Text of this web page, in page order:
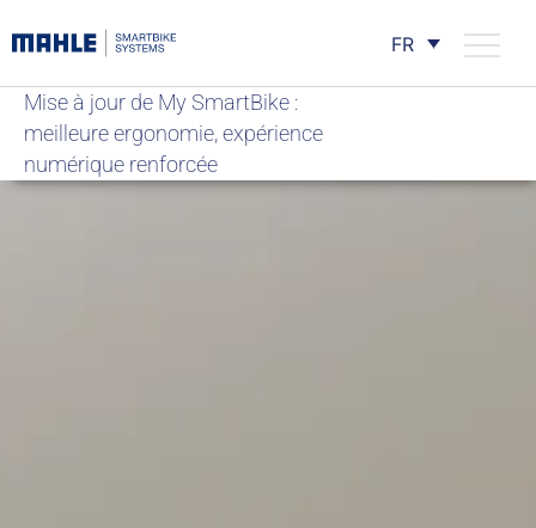
FR
Mise à jour de My SmartBike :
meilleure ergonomie, expérience
numérique renforcée